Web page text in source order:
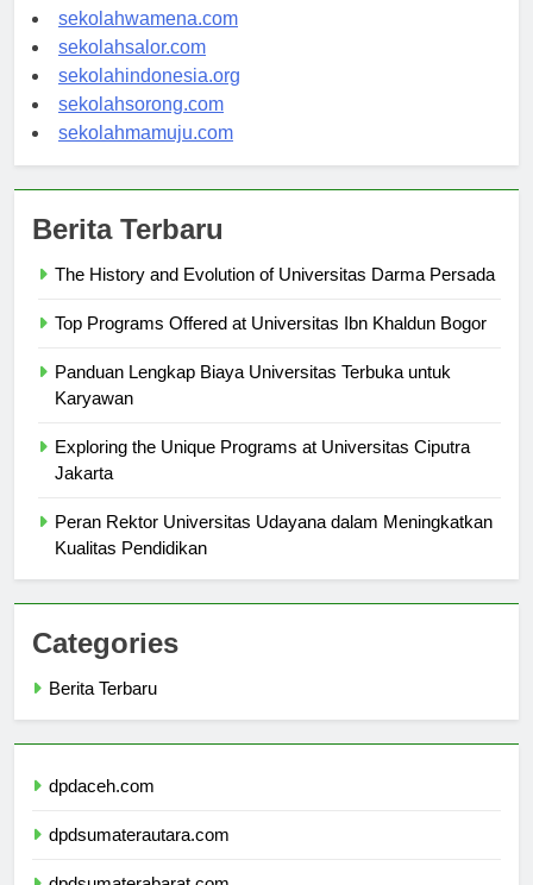
sekolahnabire.com
sekolahwamena.com
sekolahsalor.com
sekolahindonesia.org
sekolahsorong.com
Panduan Lengkap Biaya Universitas Terbuka untuk
Exploring the Unique Programs at Universitas Ciputra
Peran Rektor Universitas Udayana dalam Meningkatkan
Categories